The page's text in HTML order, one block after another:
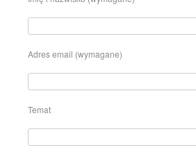
Adres email (wymagane)
Temat